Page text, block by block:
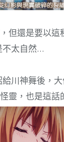
但還是要以
不太自然…
川神舞後，
靈，也是這話